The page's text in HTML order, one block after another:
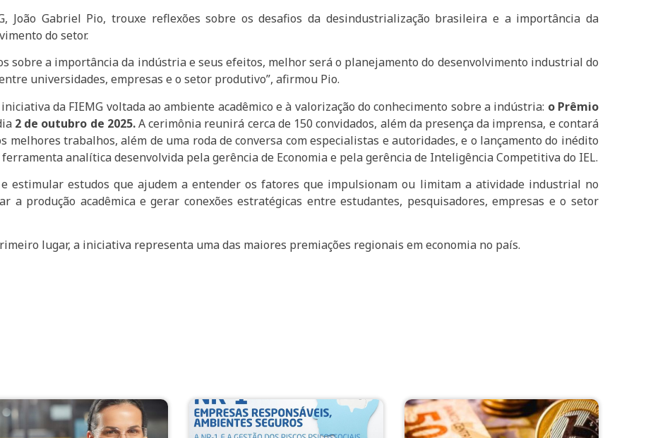
João Gabriel Pio, trouxe reflexões sobre os desafios da desindustrialização brasileira e a importância da
do setor.
sobre a importância da indústria e seus efeitos, melhor será o planejamento do desenvolvimento industrial do
universidades, empresas e o setor produtivo”, afirmou Pio.
da FIEMG voltada ao ambiente acadêmico e à valorização do conhecimento sobre a indústria: o Prêmio
2 de outubro de 2025.A cerimônia reunirá cerca de 150 convidados, além da presença da imprensa, e contará
melhores trabalhos, além de uma roda de conversa com especialistas e autoridades, e o lançamento do inédito
analítica desenvolvida pela gerência de Economia e pela gerência de Inteligência Competitiva do IEL.
e estimular estudos que ajudem a entender os fatores que impulsionam ou limitam a atividade industrial no
a produção acadêmica e gerar conexões estratégicas entre estudantes, pesquisadores, empresas e o setor
lugar, a iniciativa representa uma das maiores premiações regionais em economia no país.